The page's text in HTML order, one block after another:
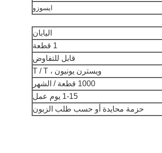
ايسوزو
اليابان
1 قطعة
قابل للتفاوض
ويسترن يونيون ، T / T
1000 قطعة / الشهر
1-15 يوم عمل
حزمة محايدة أو حسب طلب الزبون